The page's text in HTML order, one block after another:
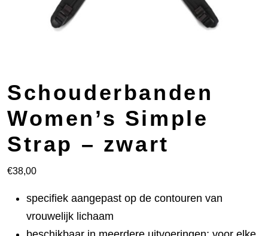
Schouderbanden
Women’s Simple
Strap – zwart
€38,00
specifiek aangepast op de contouren van
vrouwelijk lichaam